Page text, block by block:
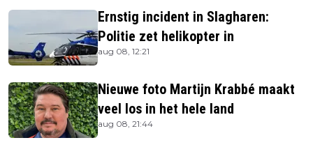
Ernstig incident in Slagharen:
Politie zet helikopter in
aug 08, 12:21
Nieuwe foto Martijn Krabbé maakt
veel los in het hele land
aug 08, 21:44